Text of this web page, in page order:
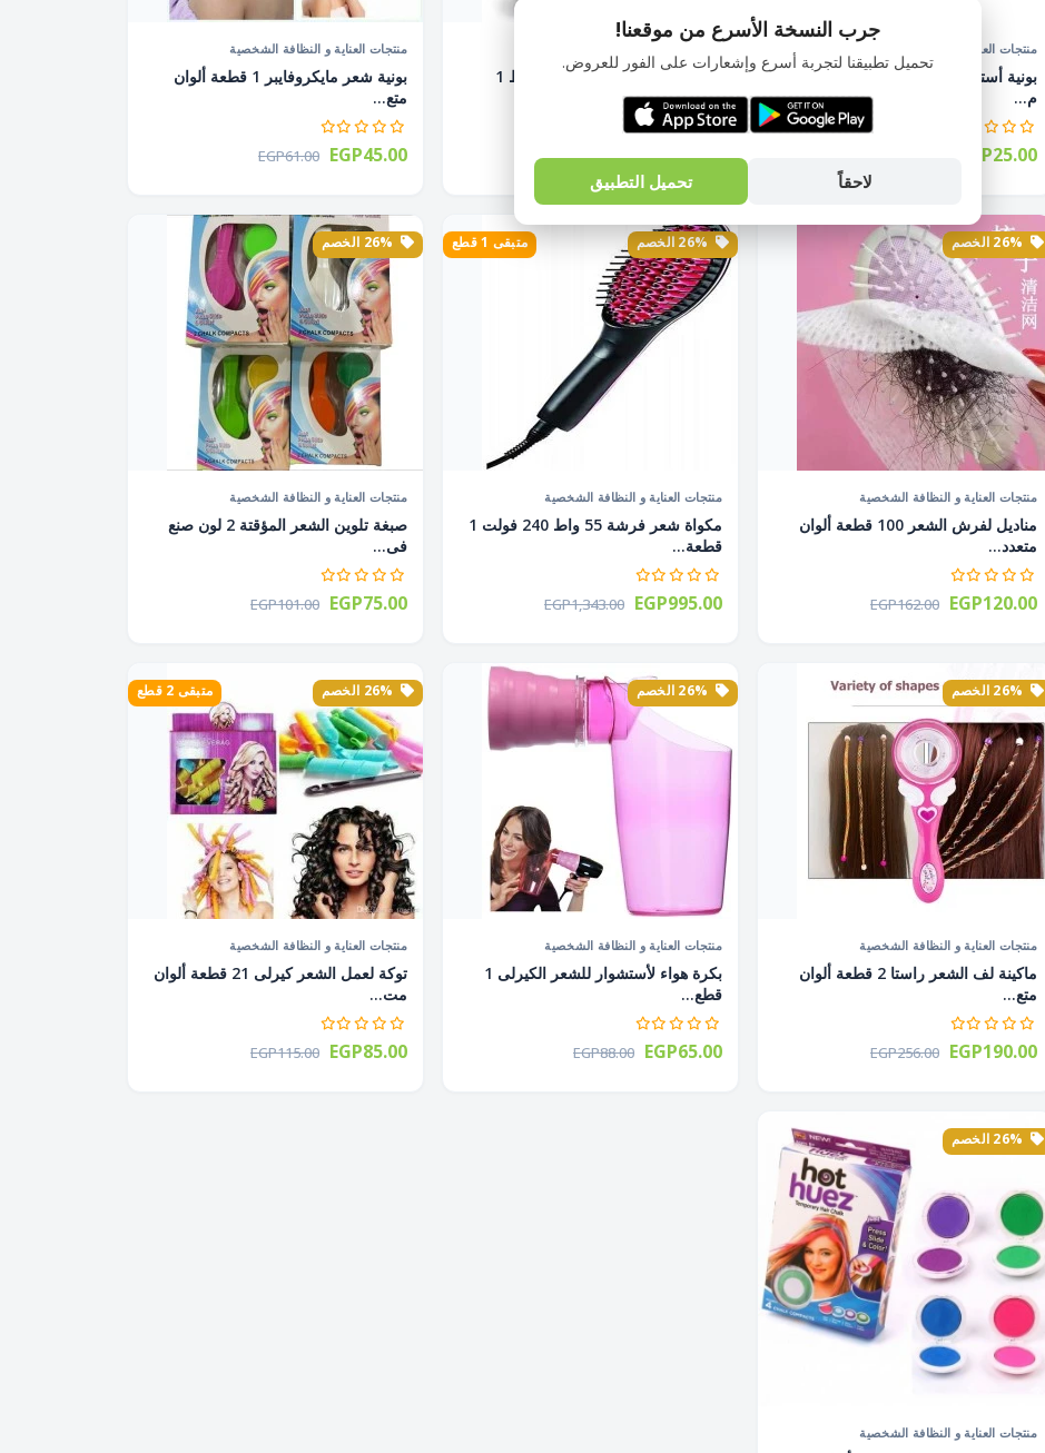
منتجات العناية و النظافة الشخصية
بونية أستحمام ووتر بروف 1 قطعة ألوان
م...
EGP25.00
أسفنجة الشعر الكيرلي دبل وسط 1
قطعة أس...
EGP88.00 EGP65.00
منتجات العناية و النظافة الشخصية
بونية شعر مايكروفايبر 1 قطعة ألوان
متع...
EGP61.00 EGP45.00
منتجات العناية و النظافة الشخصية
مناديل لفرش الشعر 100 قطعة ألوان
متعدد...
EGP162.00 EGP120.00
متبقى 1 قطع
منتجات العناية و النظافة الشخصية
مكواة شعر فرشة 55 واط 240 فولت 1
قطعة...
EGP1,343.00 EGP995.00
منتجات العناية و النظافة الشخصية
صبغة تلوين الشعر المؤقتة 2 لون صنع
فى...
EGP101.00 EGP75.00
منتجات العناية و النظافة الشخصية
ماكينة لف الشعر راستا 2 قطعة ألوان
متع...
EGP256.00 EGP190.00
منتجات العناية و النظافة الشخصية
بكرة هواء لأستشوار للشعر الكيرلى 1
قطع...
EGP88.00 EGP65.00
متبقى 2 قطع
منتجات العناية و النظافة الشخصية
توكة لعمل الشعر كيرلى 21 قطعة ألوان
مت...
EGP115.00 EGP85.00
منتجات العناية و النظافة الشخصية
جرب النسخة الأسرع من موقعنا!
تحميل تطبيقنا لتجربة أسرع وإشعارات على الفور للعروض.
لاحقاً تحميل التطبيق